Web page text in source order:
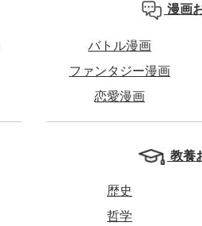
漫画
バトル漫画
ファンタジー漫画
恋愛漫画
教養
歴史
哲学